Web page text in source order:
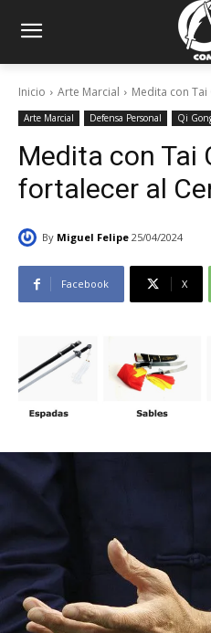
Inicio Arte Marcial Medita con
Arte Marcial Defensa Personal Qi
Medita con Tai
fortalecer al
By Miguel Felipe 25/04/2024
Facebook X